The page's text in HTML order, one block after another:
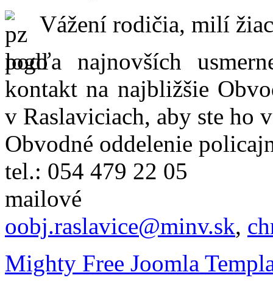
Vážení rodičia, milí
podľa najnovších
kontakt na najbližšie
v Raslaviciach, aby ste ho
Obvodné oddelenie
tel.: 054 479 22 05
oobj.raslavice@minv.sk,
Mighty Free Joomla